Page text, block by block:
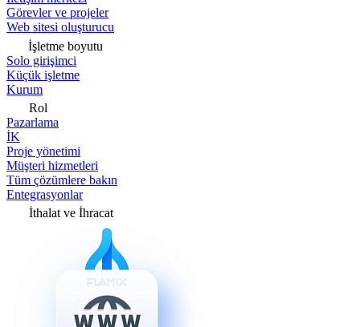
Görevler ve projeler
Web sitesi oluşturucu
İşletme boyutu
Solo girişimci
Küçük işletme
Kurum
Rol
Pazarlama
İK
Proje yönetimi
Müşteri hizmetleri
Tüm çözümlere bakın
Entegrasyonlar
İthalat ve İhracat